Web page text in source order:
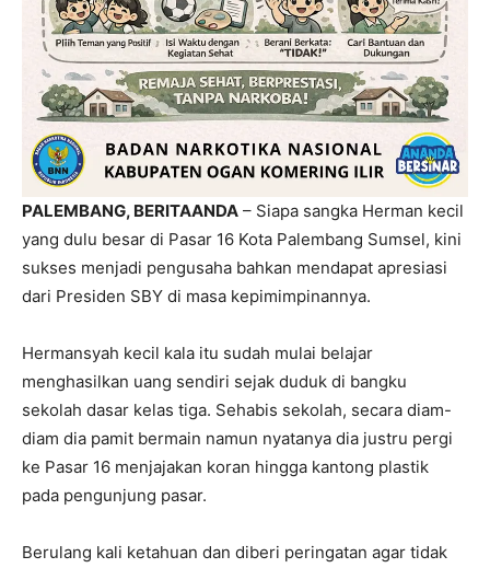
PALEMBANG, BERITAANDA – Siapa sangka Herman kecil
yang dulu besar di Pasar 16 Kota Palembang Sumsel, kini
sukses menjadi pengusaha bahkan mendapat apresiasi
dari Presiden SBY di masa kepimimpinannya.
Hermansyah kecil kala itu sudah mulai belajar
menghasilkan uang sendiri sejak duduk di bangku
sekolah dasar kelas tiga. Sehabis sekolah, secara diam-
diam dia pamit bermain namun nyatanya dia justru pergi
ke Pasar 16 menjajakan koran hingga kantong plastik
pada pengunjung pasar.
Berulang kali ketahuan dan diberi peringatan agar tidak